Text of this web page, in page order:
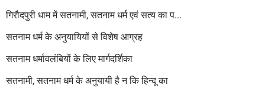
गिरौदपुरी धाम में सतनामी, सतनाम धर्म एवं सत्य का प...
सतनाम धर्म के अनुयायियों से विशेष आग्रह
सतनाम धर्मावलंबियों के लिए मार्गदर्शिका
सतनामी, सतनाम धर्म के अनुयायी है न कि हिन्दू का